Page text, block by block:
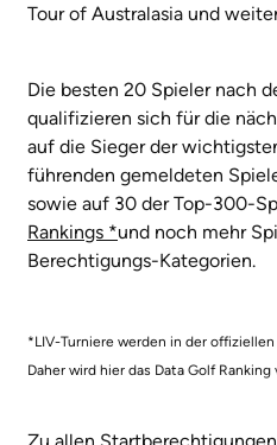
Tour of Australasia und
Die besten 20 Spieler nach
qualifizieren sich für die
auf die Sieger der
führenden gemeldeten
sowie auf 30 der Top-300-
Rankings *und noch mehr
Berechtigungs-Kategorien.
*LIV-Turniere werden in der
Daher wird hier das Data Golf